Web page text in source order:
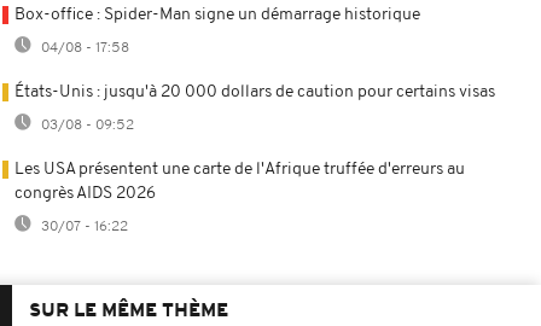
Box-office : Spider-Man signe un démarrage historique
04/08 - 17:58
États-Unis : jusqu'à 20 000 dollars de caution pour certains visas
03/08 - 09:52
Les USA présentent une carte de l'Afrique truffée d'erreurs au
congrès AIDS 2026
30/07 - 16:22
SUR LE MÊME THÈME